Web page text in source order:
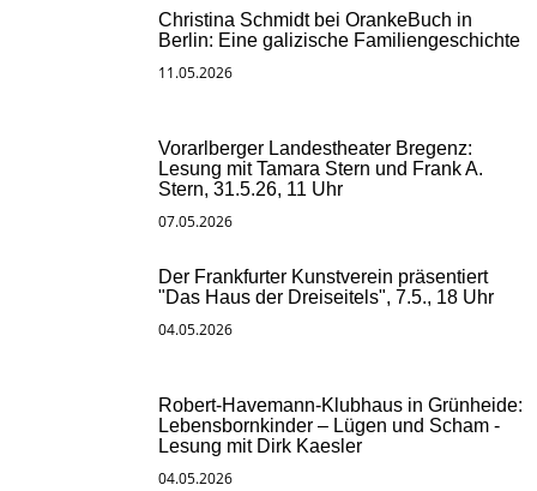
Christina Schmidt bei OrankeBuch in
Berlin: Eine galizische Familiengeschichte
11.05.2026
Vorarlberger Landestheater Bregenz:
Lesung mit Tamara Stern und Frank A.
Stern, 31.5.26, 11 Uhr
07.05.2026
Der Frankfurter Kunstverein präsentiert
"Das Haus der Dreiseitels", 7.5., 18 Uhr
04.05.2026
Robert-Havemann-Klubhaus in Grünheide:
Lebensbornkinder – Lügen und Scham -
Lesung mit Dirk Kaesler
04.05.2026